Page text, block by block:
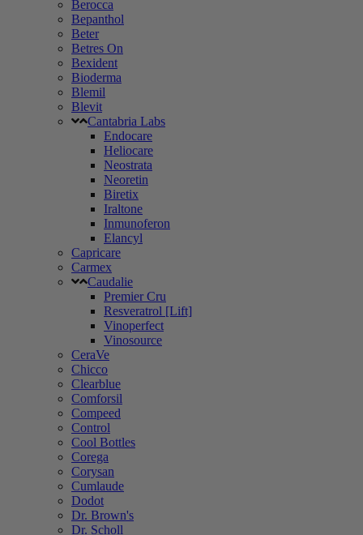
Berocca
Bepanthol
Beter
Betres On
Bexident
Bioderma
Blemil
Blevit
Cantabria Labs
Endocare
Heliocare
Neostrata
Neoretin
Biretix
Iraltone
Inmunoferon
Elancyl
Capricare
Carmex
Caudalie
Premier Cru
Resveratrol [Lift]
Vinoperfect
Vinosource
CeraVe
Chicco
Clearblue
Comforsil
Compeed
Control
Cool Bottles
Corega
Corysan
Cumlaude
Dodot
Dr. Brown's
Dr. Scholl